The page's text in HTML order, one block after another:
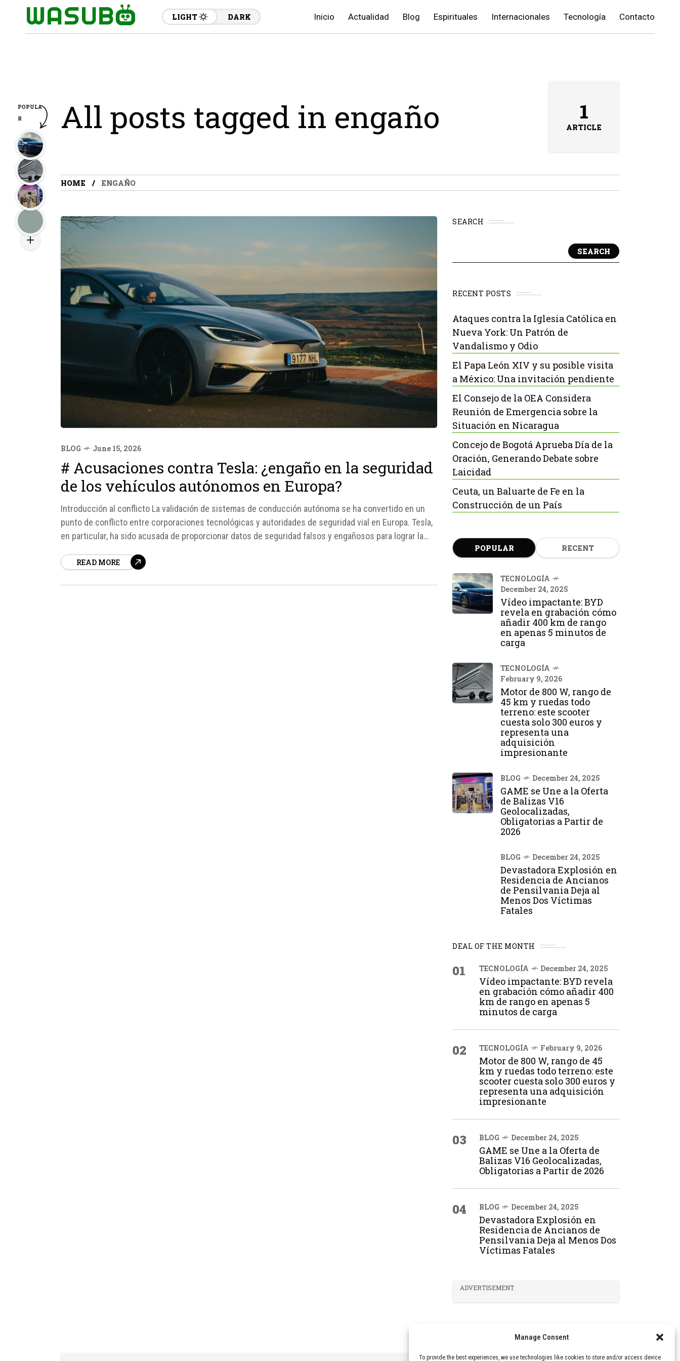
Manage Consent
To provide the best experiences, we use technologies like cookies to store and/or access device
LIGHT DARK Inicio Actualidad Blog Espirituales Internacionales Tecnología Contacto
All posts tagged in engaño 1
ARTICLE
HOME ENGAÑO
BLOG June 15, 2026
# Acusaciones contra Tesla: ¿engaño en la seguridad
de los vehículos autónomos en Europa?
Introducción al conflicto La validación de sistemas de conducción autónoma se ha convertido en un
punto de conflicto entre corporaciones tecnológicas y autoridades de seguridad vial en Europa. Tesla,
en particular, ha sido acusada de proporcionar datos de seguridad falsos y engañosos para lograr la
READ MORE
SEARCH
SEARCH
RECENT POSTS
Ataques contra la Iglesia Católica en
Nueva York: Un Patrón de
Vandalismo y Odio
El Papa León XIV y su posible visita
a México: Una invitación pendiente
El Consejo de la OEA Considera
Reunión de Emergencia sobre la
Situación en Nicaragua
Concejo de Bogotá Aprueba Día de la
Oración, Generando Debate sobre
Laicidad
Ceuta, un Baluarte de Fe en la
Construcción de un País
POPULAR RECENT
TECNOLOGÍA
December 24, 2025
Vídeo impactante: BYD
revela en grabación cómo
añadir 400 km de rango
en apenas 5 minutos de
carga
TECNOLOGÍA
February 9, 2026
Motor de 800 W, rango de
45 km y ruedas todo
terreno: este scooter
cuesta solo 300 euros y
representa una
adquisición
impresionante
BLOG December 24, 2025
GAME se Une a la Oferta
de Balizas V16
Geolocalizadas,
Obligatorias a Partir de
2026
BLOG December 24, 2025
Devastadora Explosión en
Residencia de Ancianos
de Pensilvania Deja al
Menos Dos Víctimas
Fatales
DEAL OF THE MONTH
01 TECNOLOGÍA December 24, 2025
Vídeo impactante: BYD revela
en grabación cómo añadir 400
km de rango en apenas 5
minutos de carga
02 TECNOLOGÍA February 9, 2026
Motor de 800 W, rango de 45
km y ruedas todo terreno: este
scooter cuesta solo 300 euros y
representa una adquisición
impresionante
03 BLOG December 24, 2025
GAME se Une a la Oferta de
Balizas V16 Geolocalizadas,
Obligatorias a Partir de 2026
04 BLOG December 24, 2025
Devastadora Explosión en
Residencia de Ancianos de
Pensilvania Deja al Menos Dos
Víctimas Fatales
ADVERTISEMENT
POPULA
R